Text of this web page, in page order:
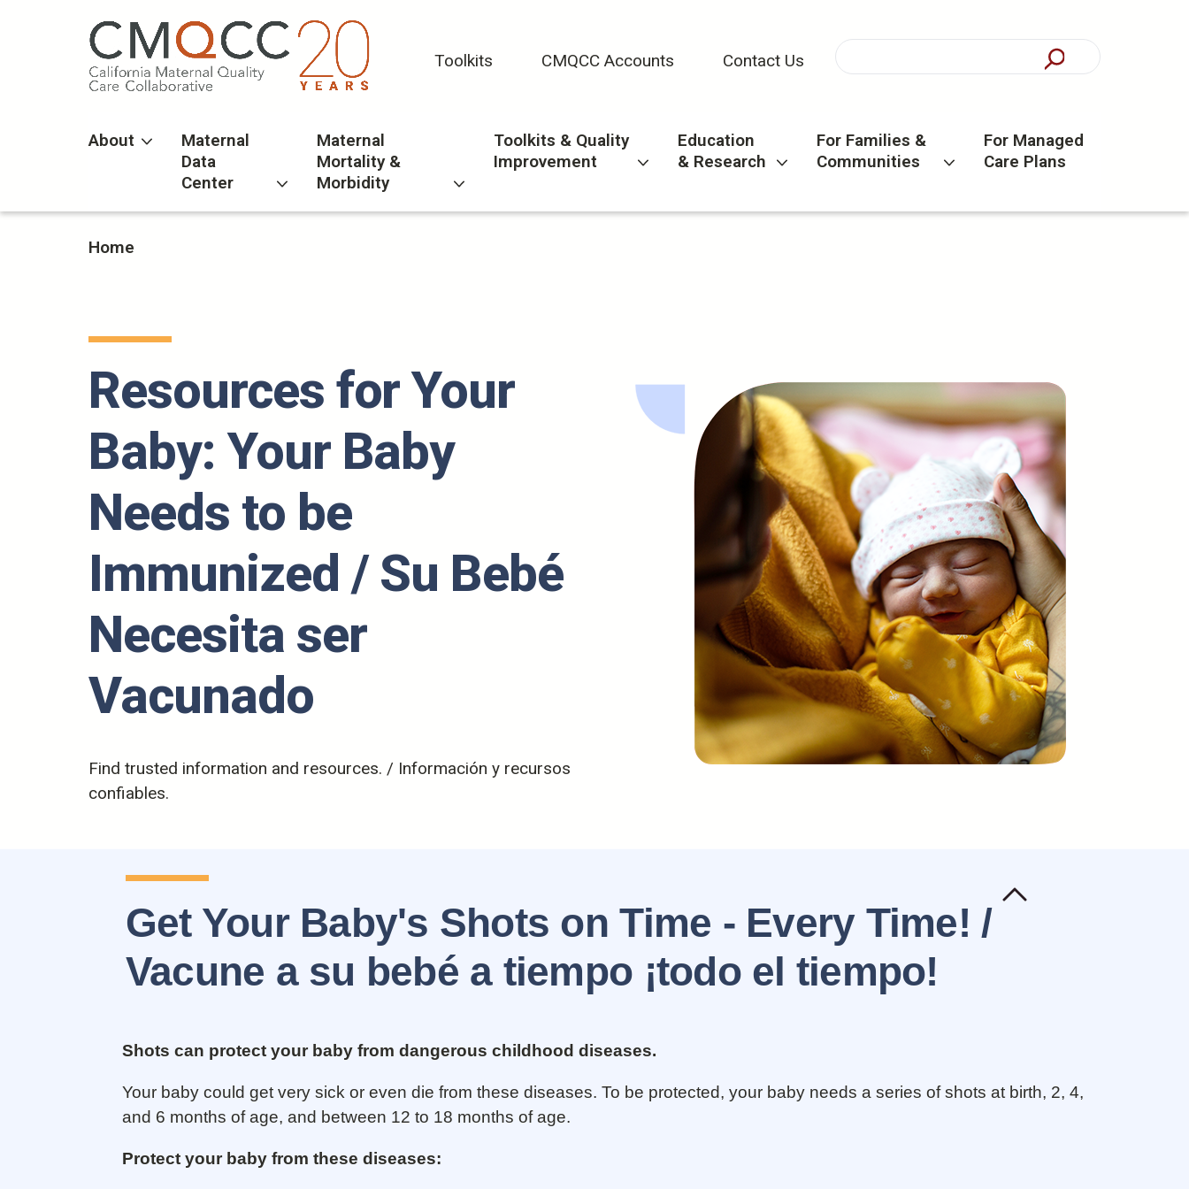
Toolkits CMQCC Accounts Contact Us
About
Maternal
Data
Center
Maternal
Mortality &
Morbidity
Toolkits & Quality
Improvement
Education
& Research
For Families &
Communities
For Managed
Care Plans
Home
Resources for Your
Baby: Your Baby
Needs to be
Immunized / Su Bebé
Necesita ser
Vacunado
Find trusted information and resources. / Información y recursos
confiables.
Get Your Baby's Shots on Time - Every Time! /
Vacune a su bebé a tiempo ¡todo el tiempo!
Shots can protect your baby from dangerous childhood diseases.
Your baby could get very sick or even die from these diseases. To be protected, your baby needs a series of shots at birth, 2, 4,
and 6 months of age, and between 12 to 18 months of age.
Protect your baby from these diseases: